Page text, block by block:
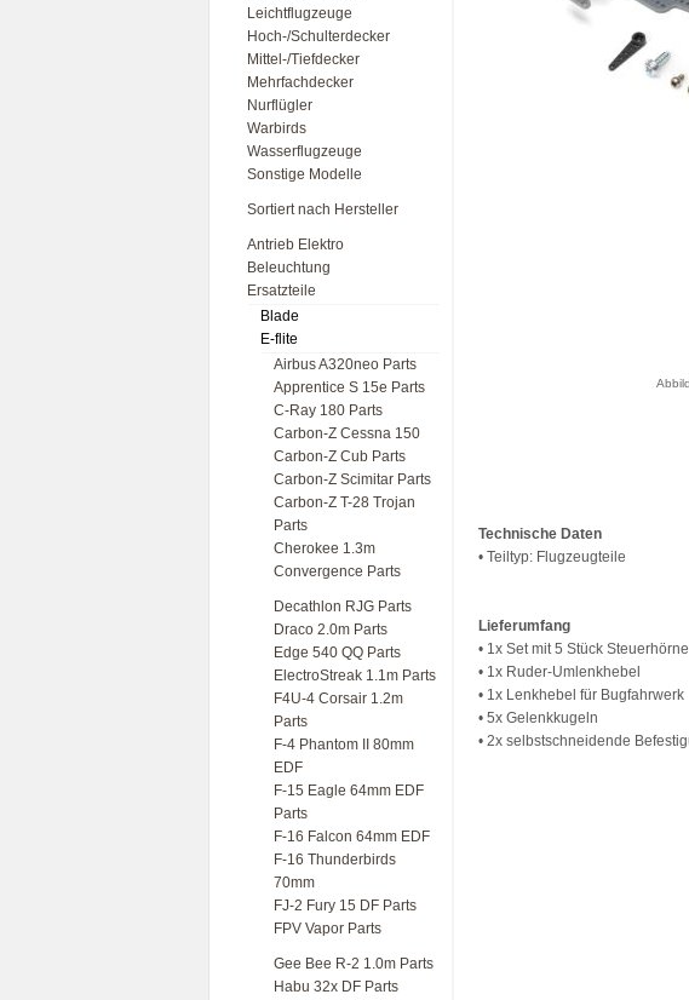
Leichtflugzeuge
Hoch-/Schulterdecker
Mittel-/Tiefdecker
Mehrfachdecker
Nurflügler
Warbirds
Wasserflugzeuge
Sonstige Modelle
Sortiert nach Hersteller
Antrieb Elektro
Beleuchtung
Ersatzteile
Blade
E-flite
Airbus A320neo Parts
Apprentice S 15e Parts
C-Ray 180 Parts
Carbon-Z Cessna 150
Carbon-Z Cub Parts
Carbon-Z Scimitar Parts
Carbon-Z T-28 Trojan
Parts
Cherokee 1.3m
Convergence Parts
Decathlon RJG Parts
Draco 2.0m Parts
Edge 540 QQ Parts
ElectroStreak 1.1m Parts
F4U-4 Corsair 1.2m
Parts
F-4 Phantom II 80mm
EDF
F-15 Eagle 64mm EDF
Parts
F-16 Falcon 64mm EDF
F-16 Thunderbirds
70mm
FJ-2 Fury 15 DF Parts
FPV Vapor Parts
Gee Bee R-2 1.0m Parts
Habu 32x DF Parts
Technische Daten
• Teiltyp: Flugzeugteile
Lieferumfang
• 1x Set mit 5 Stück
• 1x Ruder-Umlenkhebel
• 1x Lenkhebel für Bugfahrwerk
• 5x Gelenkkugeln
• 2x selbstschneidende